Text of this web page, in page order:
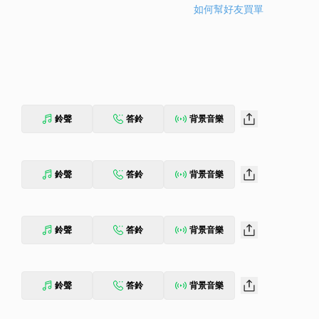
如何幫好友買單
鈴聲 答鈴 背景音樂
鈴聲 答鈴 背景音樂
鈴聲 答鈴 背景音樂
鈴聲 答鈴 背景音樂